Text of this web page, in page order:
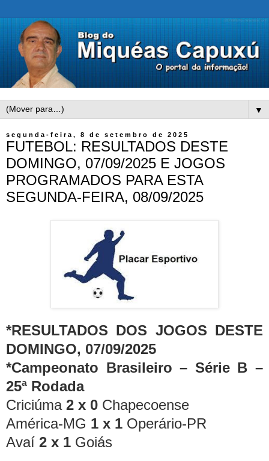
▼
segunda-feira, 8 de setembro de 2025
FUTEBOL: RESULTADOS DESTE
DOMINGO, 07/09/2025 E JOGOS
PROGRAMADOS PARA ESTA
SEGUNDA-FEIRA, 08/09/2025
*RESULTADOS DOS JOGOS DESTE
DOMINGO, 07/09/2025
*Campeonato Brasileiro – Série B –
25ª Rodada
Criciúma 2 x 0 Chapecoense
América-MG 1 x 1 Operário-PR
Avaí 2 x 1 Goiás